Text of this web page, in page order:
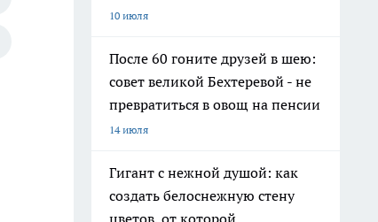
10 июля
После 60 гоните друзей в шею:
совет великой Бехтеревой - не
превратиться в овощ на пенсии
14 июля
Гигант с нежной душой: как
создать белоснежную стену
цветов, от которой